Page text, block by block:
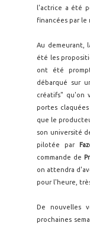
l'actrice a été
financées par le
Au demeurant,
été les
ont été
débarqué sur
créatifs" qu'on
portes
que le
son université
pilotée par
commande de
on attendra
pour l'heure,
De nouvelles
prochaines